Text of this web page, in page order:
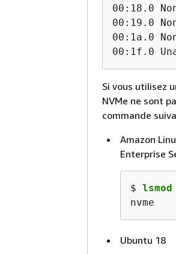
00:18.0
00:19.0
00:1a.0
00:1f.0
Si vous utilisez
NVMe ne sont
commande
Amazon
Enterprise
$
nvme
Ubuntu 18